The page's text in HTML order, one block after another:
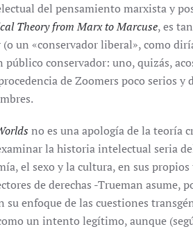
del pensamiento marxista y
Theory from Marx to Marcuse, es
(o un «conservador liberal», como
público conservador: uno, quizás,
de Zoomers poco serios
no es una apología de la teoría
la historia intelectual seria
el sexo y la cultura, en sus
de derechas -Trueman asume,
su enfoque de las cuestiones
un intento legítimo, aunque